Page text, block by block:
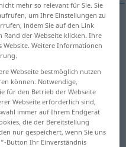
<hu.sein>
mehr so relevant für Sie. Sie
um Ihre Einstellungen zu
indem Sie auf den Link
der Webseite klicken. Ihre
Website. Weitere Informationen
Webseite bestmöglich nutzen
können. Notwendige,
für den Betrieb der Webseite
Webseite erforderlich sind,
immer auf Ihrem Endgerät
die der Bereitstellung
nur gespeichert, wenn Sie uns
Button Ihr Einverständnis